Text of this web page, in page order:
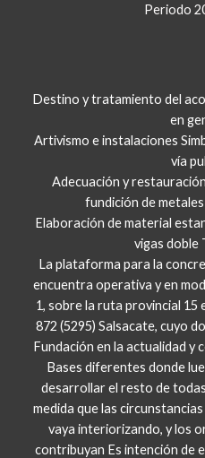
Periodo
Destino y tratamiento del
en
Artivismo e instalaciones
vía
Adecuación y
fundición de
Elaboración de material
vigas doble
La plataforma para la
encuentra operativa y en
1, sobre la ruta provincial 15
872 (5295) Salsacate, cuyo
Fundación en la actualidad y
Bases diferentes donde
desarrollar el resto de
medida que las
vaya interiorizando, y los
contribuyan Es intención de